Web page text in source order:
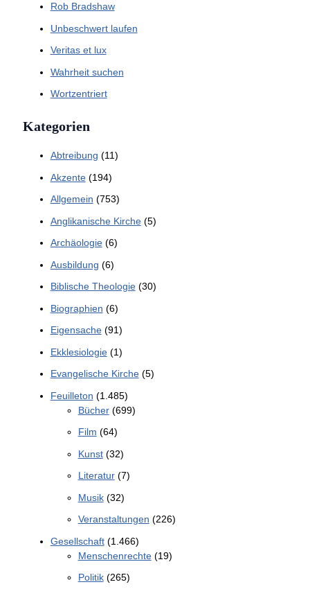
Rob Bradshaw
Unbeschwert laufen
Veritas et lux
Wahrheit suchen
Wortzentriert
Kategorien
Abtreibung (11)
Akzente(194)
Allgemein (753)
Anglikanische Kirche(5)
Archäologie(6)
Ausbildung (6)
Biblische Theologie(30)
Biographien (6)
Eigensache(91)
Ekklesiologie(1)
Evangelische Kirche(5)
Feuilleton (1.485)
Bücher(699)
Film (64)
Kunst(32)
Literatur(7)
Musik(32)
Veranstaltungen (226)
Gesellschaft(1.466)
Menschenrechte(19)
Politik(265)